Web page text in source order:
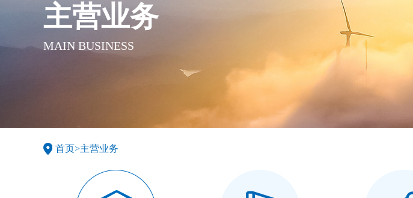
主营业务
MAIN BUSINESS
首页>主营业务